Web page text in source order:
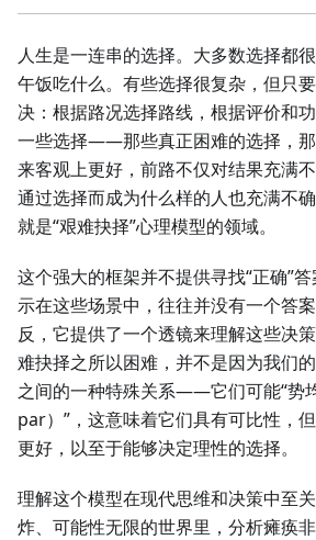
人生是一连串的选择。大多数选择都
午饭吃什么。有些选择很复杂，但只
决：根据路况选择路线，根据评价和
一些选择——那些真正困难的选择，
来客观上更好，前路不仅对结果充满
通过选择而成为什么样的人也充满不
就是“艰难抉择”心理模型的领域。
这个强大的框架并不提供寻找“正确”
示在这些场景中，往往并没有一个答
反，它提供了一个透镜来理解这些决
难抉择之所以困难，并不是因为我们
之间的一种特殊关系——它们可能“势
par）”，这意味着它们具有可比性，
更好，以至于能够决定理性的选择。
理解这个模型在现代思维和决策中至
炸、可能性无限的世界里，分析瘫痪